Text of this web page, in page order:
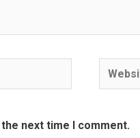
next time I comment.